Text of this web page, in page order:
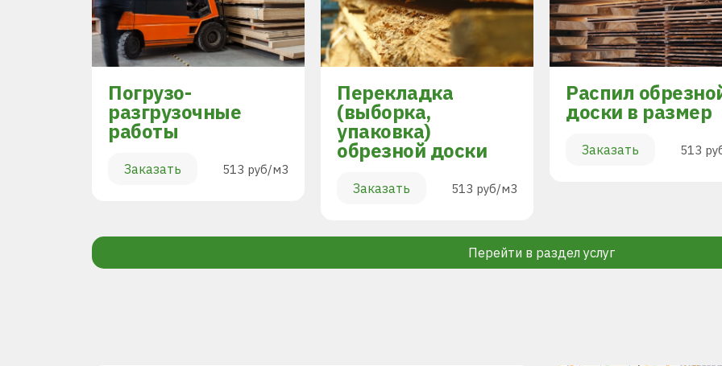
Погрузо-
разгрузочные
работы
Заказать 513 руб/м3
Перекладка
(выборка,
упаковка)
обрезной доски
Заказать 513 руб/м3
Распил
доски в размер
Заказать 513
Перейти в раздел услуг